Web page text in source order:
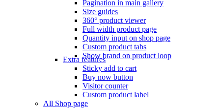
Pagination in main gallery
Size guides
360° product viewer
Full width product page
Quantity input on shop page
Custom product tabs
Show brand on product loop
Extra features
Sticky add to cart
Buy now button
Visitor counter
Custom product label
All Shop page